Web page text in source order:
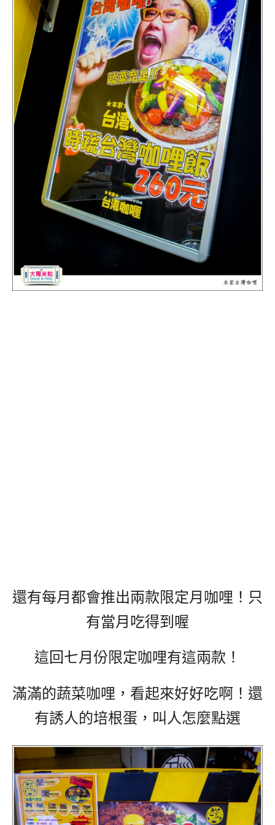
還有每月都會推出兩款限定月咖哩！只
有當月吃得到喔
這回七月份限定咖哩有這兩款！
滿滿的蔬菜咖哩，看起來好好吃啊！還
有誘人的培根蛋，叫人怎麼點選